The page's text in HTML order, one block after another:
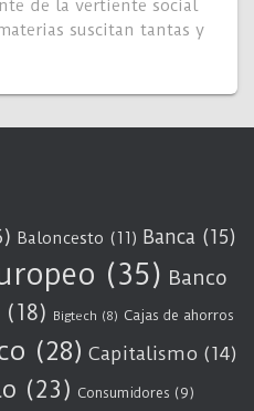
de la vertiente social
suscitan tantas y
Baloncesto (11) Banca (15)
(35) Banco
(18) Bigtech (8) Cajas de ahorros
(28) Capitalismo (14)
(23) Consumidores (9)